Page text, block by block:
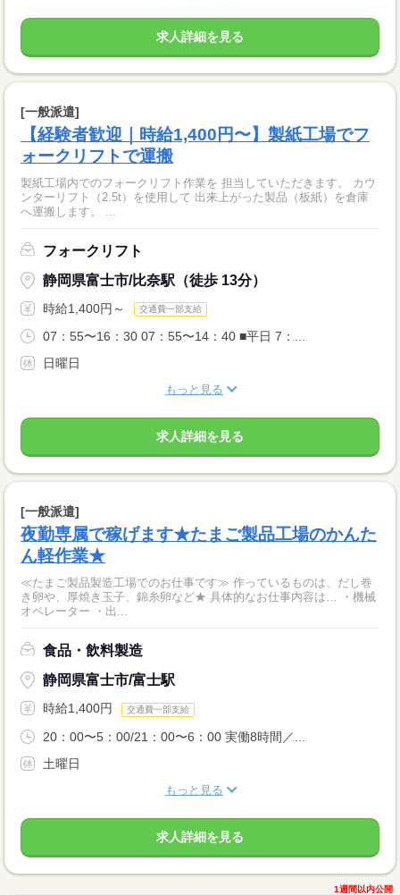
求人詳細を見る
[一般派遣]
【経験者歓迎｜時給1,400円〜】製紙工場でフ
ォークリフトで運搬
製紙工場内でのフォークリフト作業を 担当していただきます。 カウ
ンターリフト（2.5t）を使用して 出来上がった製品（板紙）を倉庫
へ運搬します。 ...
フォークリフト
静岡県富士市/比奈駅（徒歩 13分）
時給1,400円～ 交通費一部支給
07：55〜16：30 07：55〜14：40 ■平日 7：...
日曜日
もっと見る
求人詳細を見る
[一般派遣]
夜勤専属で稼げます★たまご製品工場のかんた
ん軽作業★
≪たまご製品製造工場でのお仕事です≫ 作っているものは、だし巻
き卵や、厚焼き玉子、錦糸卵など★ 具体的なお仕事内容は… ・機械
オペレーター ・出...
食品・飲料製造
静岡県富士市/富士駅
時給1,400円 交通費一部支給
20：00〜5：00/21：00〜6：00 実働8時間／...
土曜日
もっと見る
求人詳細を見る
1週間以内公開